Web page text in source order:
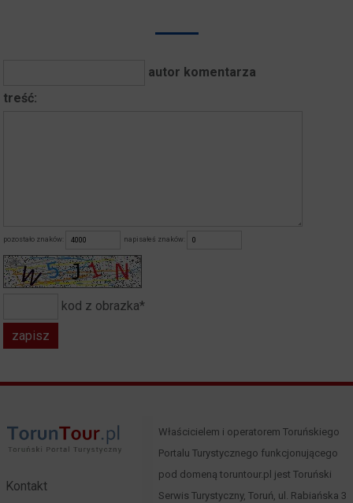
autor komentarza
treść:
pozostało znaków: napisałeś znaków:
kod z obrazka*
Kontakt
Właścicielem i operatorem Toruńskiego
Portalu Turystycznego funkcjonującego
pod domeną toruntour.pl jest Toruński
Serwis Turystyczny, Toruń, ul. Rabiańska 3